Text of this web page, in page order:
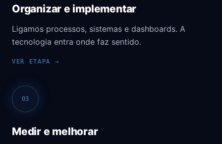
Organizar e implementar
Ligamos processos, sistemas e dashboards. A
tecnologia entra onde faz sentido.
03
Medir e melhorar